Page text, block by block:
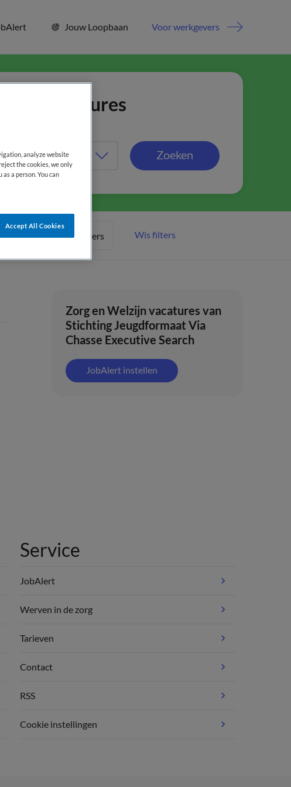
Jouw Loopbaan Voor werkgevers
vacatures
Zoeken
Meer filters Wis filters
Zorg en Welzijn vacatures van
Stichting Jeugdformaat Via
Chasse Executive Search
JobAlert instellen
Service
JobAlert
Werven in de zorg
Tarieven
Contact
RSS
Cookie instellingen
analyze website
the cookies, we only
a person. You can
Accept All Cookies